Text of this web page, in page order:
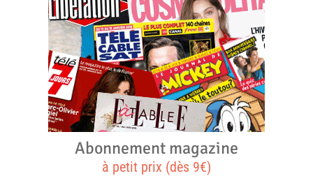
Abonnement magazine
à petit prix (dès 9€)